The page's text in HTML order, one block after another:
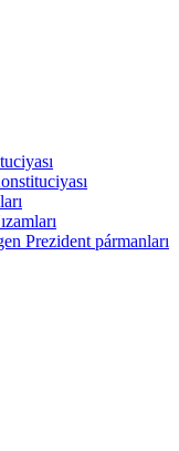
Prezident pármanları